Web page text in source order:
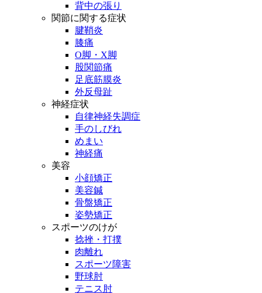
背中の張り
関節に関する症状
腱鞘炎
膝痛
O脚・X脚
股関節痛
足底筋膜炎
外反母趾
神経症状
自律神経失調症
手のしびれ
めまい
神経痛
美容
小顔矯正
美容鍼
骨盤矯正
姿勢矯正
スポーツのけが
捻挫・打撲
肉離れ
スポーツ障害
野球肘
テニス肘